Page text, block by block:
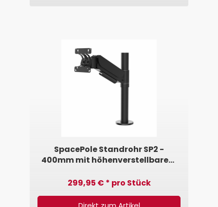
SpacePole Standrohr SP2 -
400mm mit höhenverstellbarem
299,95 € * pro Stück